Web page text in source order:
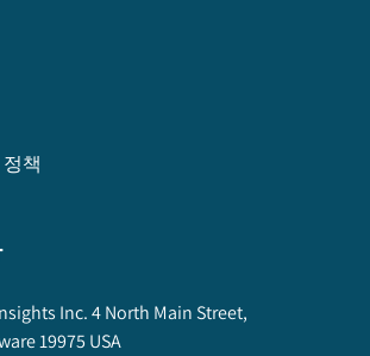
책
Inc. 4 North Main Street,
19975 USA